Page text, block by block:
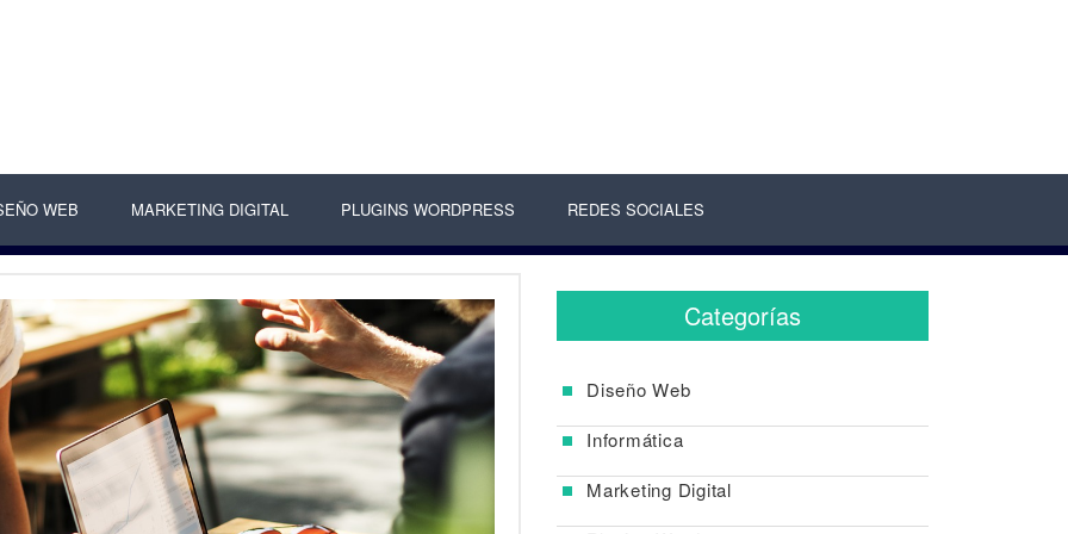
WEB MARKETING DIGITAL PLUGINS WORDPRESS REDES SOCIALES
Categorías
Diseño Web
Informática
Marketing Digital